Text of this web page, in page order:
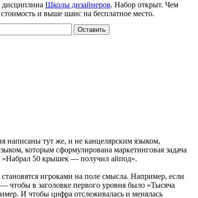
Школы дизайнеров. Набор открыт. Чем
и выше шанс на бесплатное место.
Оставить
написаны тут же, и не канцелярским языком,
которым сформулирована маркетинговая задача
«Набрал 50 крышек — получил айпод».
игроками на поле смысла. Например, если
чтобы в заголовке первого уровня было «Тысяча
И чтобы цифра отслеживалась и менялась